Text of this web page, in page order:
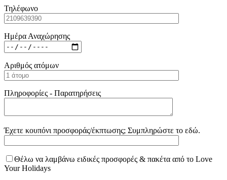
Τηλέφωνο
Ημέρα Αναχώρησης
Αριθμός ατόμων
Πληροφορίες - Παρατηρήσεις
Έχετε κουπόνι προσφοράς/έκπτωσης; Συμπληρώστε το εδώ.
Θέλω να λαμβάνω ειδικές προσφορές & πακέτα από το Love
Your Holidays